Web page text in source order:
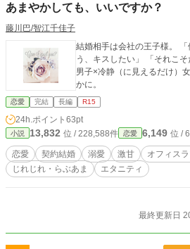
あまやかしても、いいですか？
藤川巴/智江千佳子
結婚相手は会社の王子様。 「俺ね、ダメなんだ」 「あーも
う、キスしたい」 「それこそだめです」
男子×冷静（に見えるだけ）
かに。
恋愛 完結 長編 R15
24h.ポイント 63pt
小説 13,832 位 / 228,588件 恋愛 6,149 位 /
恋愛 契約結婚 溺愛 激甘 オフィス
じれじれ・らぶあま
エタニティ
最終更新日